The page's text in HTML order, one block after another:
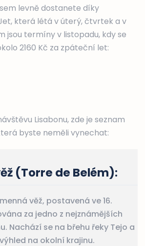
levně dostanete díky
která létá v úterý, čtvrtek a v
jsou termíny v listopadu, kdy se
2160 Kč za zpáteční let:
Lisabonu, zde je seznam
byste neměli vynechat:
(Torre de Belém):
věž, postavená ve 16.
za jedno z nejznámějších
Nachází se na břehu řeky Tejo a
na okolní krajinu.